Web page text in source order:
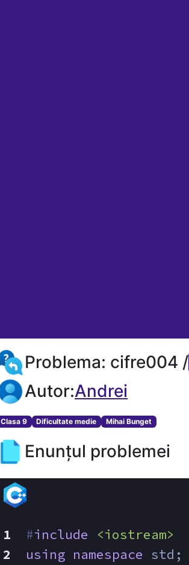
Problema: cifre004 /
Autor:Andrei
Clasa 9 Dificultate medie Mihai Bunget
Enunțul problemei
#include
<iostream>
using namespace std;